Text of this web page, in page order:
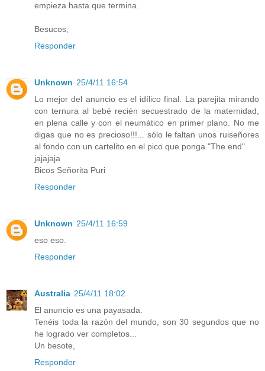
empieza hasta que termina.
Besucos,
Responder
Unknown 25/4/11 16:54
Lo mejor del anuncio es el idílico final. La parejita mirando
con ternura al bebé recién secuestrado de la maternidad,
en plena calle y con el neumático en primer plano. No me
digas que no es precioso!!!... sólo le faltan unos ruiseñores
al fondo con un cartelito en el pico que ponga "The end".
jajajaja
Bicos Señorita Puri
Responder
Unknown 25/4/11 16:59
eso eso.
Responder
Australia 25/4/11 18:02
El anuncio es una payasada.
Tenéis toda la razón del mundo, son 30 segundos que no
he logrado ver completos...
Un besote,
Responder